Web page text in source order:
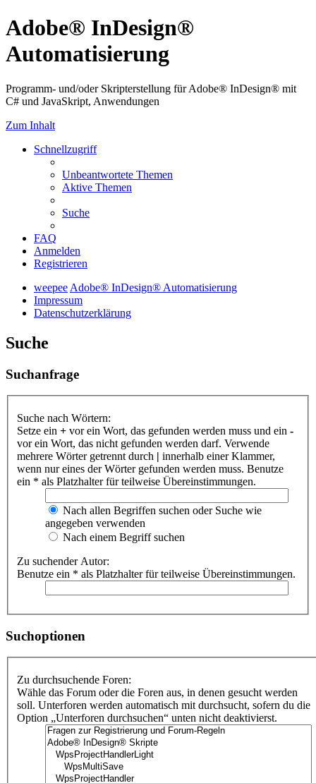
Adobe® InDesign®
Automatisierung
Programm- und/oder Skripterstellung für Adobe® InDesign® mit
C# und JavaSkript, Anwendungen
Zum Inhalt
Schnellzugriff
Unbeantwortete Themen
Aktive Themen
Suche
FAQ
Anmelden
Registrieren
weepee Adobe® InDesign® Automatisierung
Impressum
Datenschutzerklärung
Suche
Suchanfrage
Suche nach Wörtern:
Setze ein + vor ein Wort, das gefunden werden muss und ein -
vor ein Wort, das nicht gefunden werden darf. Verwende
mehrere Wörter getrennt durch | innerhalb einer Klammer,
wenn nur eines der Wörter gefunden werden muss. Benutze
ein * als Platzhalter für teilweise Übereinstimmungen.
Nach allen Begriffen suchen oder Suche wie
angegeben verwenden
Nach einem Begriff suchen
Zu suchender Autor:
Benutze ein * als Platzhalter für teilweise Übereinstimmungen.
Suchoptionen
Zu durchsuchende Foren:
Wähle das Forum oder die Foren aus, in denen gesucht werden
soll. Unterforen werden automatisch mit durchsucht, sofern du die
Option „Unterforen durchsuchen“ unten nicht deaktivierst.